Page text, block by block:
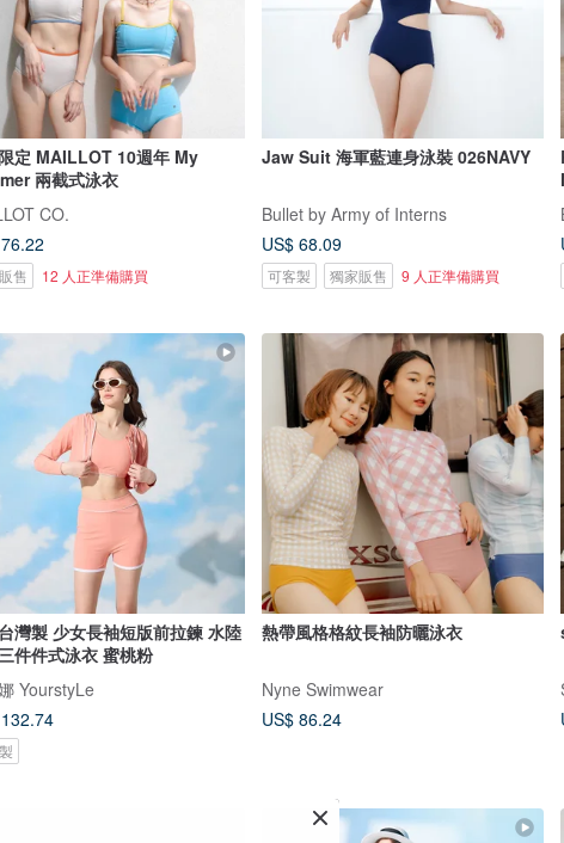
定 MAILLOT 10週年 My
兩截式泳衣
CO.
售 12 人正準備購買
Jaw Suit 海軍藍連身泳裝 026NAVY
Bullet by Army of Interns
US$ 68.09
可客製 獨家販售 9 人正準備購買
灣製 少女長袖短版前拉鍊 水陸
件件式泳衣 蜜桃粉
YourstyLe
熱帶風格格紋長袖防曬泳衣
Nyne Swimwear
US$ 86.24